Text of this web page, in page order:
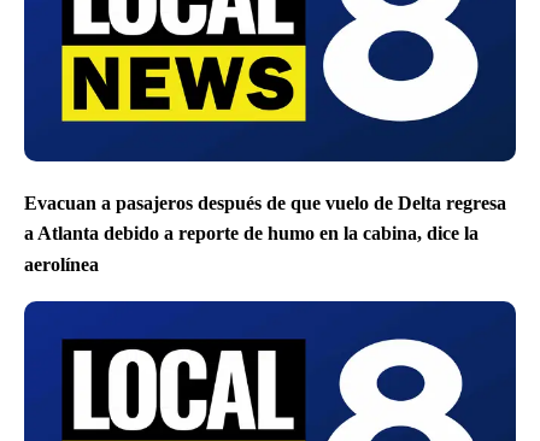
Evacuan a pasajeros después de que vuelo de Delta regresa
a Atlanta debido a reporte de humo en la cabina, dice la
aerolínea